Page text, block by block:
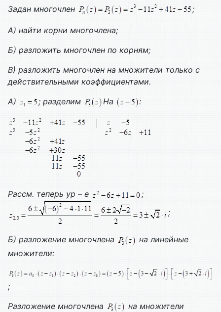
Задан многочлен
;
А) найти корни многочлена;
Б) разложить многочлен по корням;
В) разложить многочлен на множители только с
действительными коэффициентами.
А)
; разделим На :
Рассм. теперь ур – е
;
;
Б) разложение многочлена
на линейные
множители:
;
Разложение многочлена
на множители